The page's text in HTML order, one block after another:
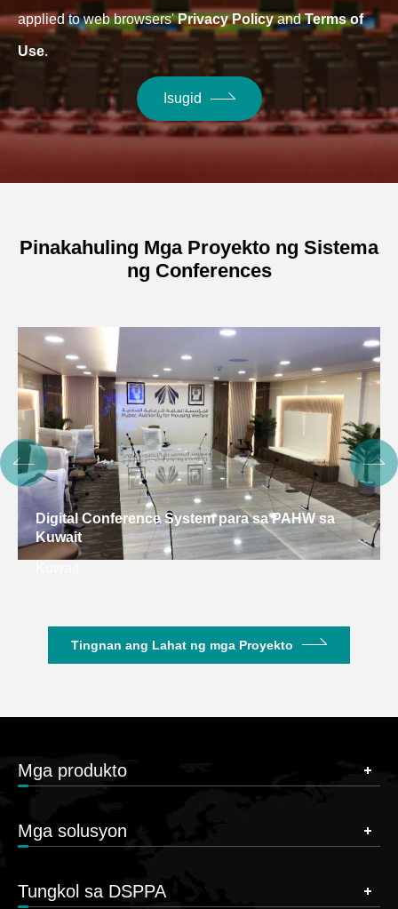
applied to web browsers'Privacy PolicyandTerms of
Use.
Isugid
Pinakahuling Mga Proyekto ng Sistema
ng Conferences
Digital Conference System para sa PAHW sa
Kuwait
Tingnan ang Lahat ng mga Proyekto
Mga produkto
Mga solusyon
Tungkol sa DSPPA